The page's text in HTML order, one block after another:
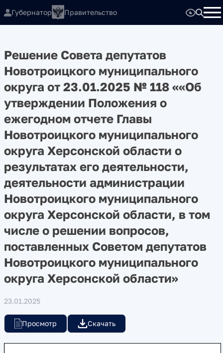
Губернатор Правительство
Решение Совета депутатов
Новотроицкого муниципального
округа от 23.01.2025 № 118 ««Об
утверждении Положения о
ежегодном отчете Главы
Новотроицкого муниципального
округа Херсонской области о
результатах его деятельности,
деятельности администрации
Новотроицкого муниципального
округа Херсонской области, в том
числе о решении вопросов,
поставленных Советом депутатов
Новотроицкого муниципального
округа Херсонской области»
23.01.2025
Просмотр Скачать